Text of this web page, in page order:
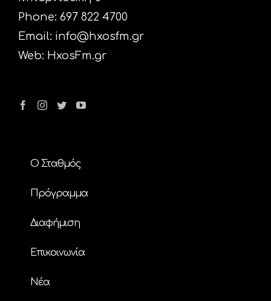
Phone: 697 822 4700
Email: info@hxosfm.gr
Web: HxosFm.gr
Ο Σταθμός
Πρόγραμμα
Διαφήμιση
Επικοινωνία
Nέα